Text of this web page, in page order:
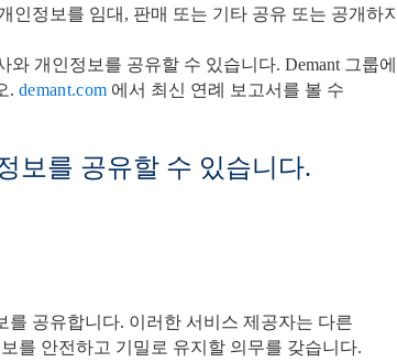
정보를 임대, 판매 또는 기타 공유 또는 공개하지
개인정보를 공유할 수 있습니다. Demant 그룹에
. demant.com 에서 최신 연례 보고서를 볼 수
보를 공유할 수 있습니다.
공유합니다. 이러한 서비스 제공자는 다른
를 안전하고 기밀로 유지할 의무를 갖습니다.